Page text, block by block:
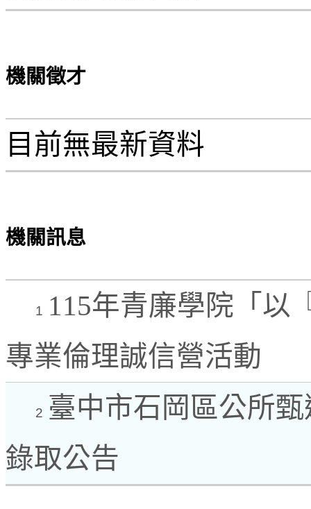
機關徵才
目前無最新資料
機關訊息
1 115年青廉學院「以
專業倫理誠信營活動
2 臺中市石岡區公所
錄取公告